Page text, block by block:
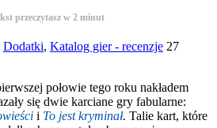
przeczytasz w 2 minut
Dodatki, Katalog gier - recenzje 27
połowie tego roku nakładem
się dwie karciane gry fabularne:
i To jest kryminał. Talie kart, które